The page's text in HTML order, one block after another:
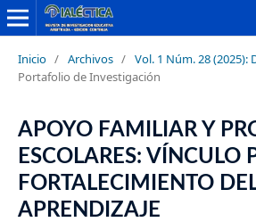
Inicio / Archivos / Vol. 1 Núm. 28 (2025):
Portafolio de Investigación
APOYO FAMILIAR Y
ESCOLARES: VÍNCULO
FORTALECIMIENTO
APRENDIZAJE